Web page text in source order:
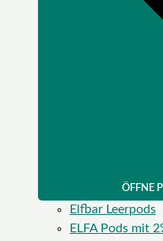
ÖFFNE
Elfbar Leerpods
ELFA Pods mit